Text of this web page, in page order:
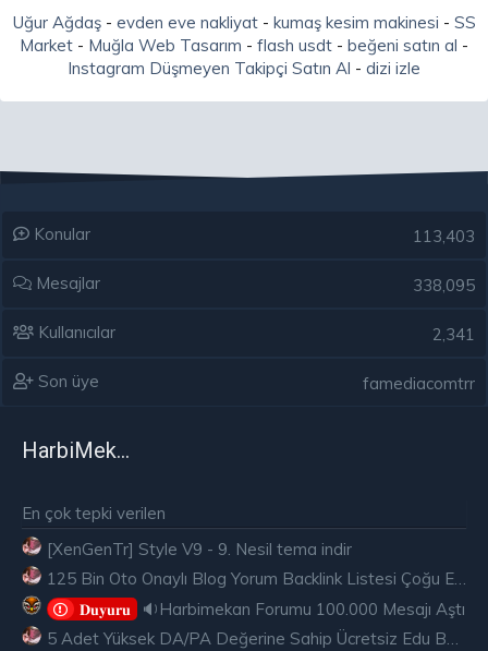
Uğur Ağdaş- evden eve nakliyat- kumaş kesim makinesi - SS
Market - Muğla Web Tasarım - flash usdt - beğeni satın al -
Instagram Düşmeyen Takipçi Satın Al - dizi izle
Konular 113,403
Mesajlar 338,095
Kullanıcılar 2,341
Son üye famediacomtrr
HarbiMekân
En çok tepki verilen
[XenGenTr] Style V9 - 9. Nesil tema indir
125 Bin Oto Onaylı Blog Yorum Backlink Listesi Çoğu Edu ve Gov Ücretsiz
𝐃𝐮𝐲𝐮𝐫𝐮
🔉Harbimekan Forumu 100.000 Mesajı Aştı
5 Adet Yüksek DA/PA Değerine Sahip Ücretsiz Edu Backlink